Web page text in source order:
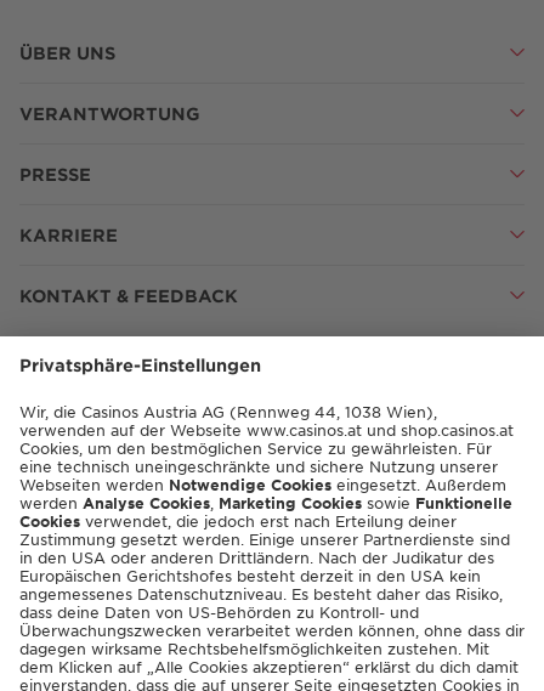
ÜBER UNS
VERANTWORTUNG
PRESSE
KARRIERE
KONTAKT & FEEDBACK
ENGLISH